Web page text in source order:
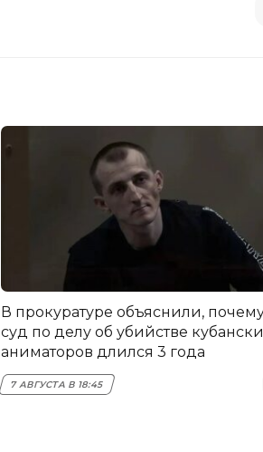
В прокуратуре объяснили,
суд по делу об убийстве
аниматоров длился 3 года
7 АВГУСТА В 18:45